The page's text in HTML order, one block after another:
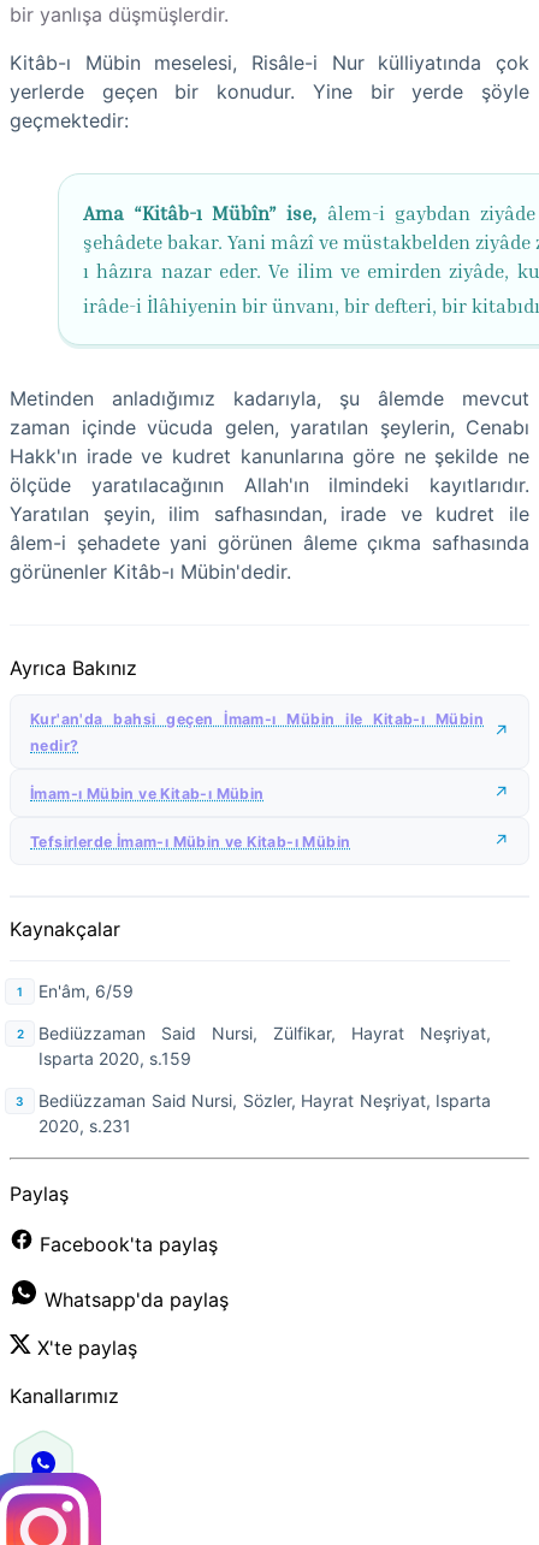
bir yanlışa düşmüşlerdir.
Kitâb-ı Mübin meselesi, Risâle-i Nur külliyatında çok
yerlerde geçen bir konudur. Yine bir yerde şöyle
geçmektedir:
Ama “Kitâb-ı Mübîn” ise, âlem-i gaybdan
şehâdete bakar. Yani mâzî ve müstakbelden ziyâde
ı hâzıra nazar eder. Ve ilim ve emirden ziyâde,
irâde-i İlâhiyenin bir ünvanı, bir defteri, bir
Metinden anladığımız kadarıyla, şu âlemde mevcut
zaman içinde vücuda gelen, yaratılan şeylerin, Cenabı
Hakk'ın irade ve kudret kanunlarına göre ne şekilde ne
ölçüde yaratılacağının Allah'ın ilmindeki kayıtlarıdır.
Yaratılan şeyin, ilim safhasından, irade ve kudret ile
âlem-i şehadete yani görünen âleme çıkma safhasında
görünenler Kitâb-ı Mübin'dedir.
Ayrıca Bakınız
Kur'an'da bahsi geçen İmam-ı Mübin ile Kitab-ı Mübin
nedir?
İmam-ı Mübin ve Kitab-ı Mübin
Tefsirlerde İmam-ı Mübin ve Kitab-ı Mübin
Kaynakçalar
En'âm, 6/59
Bediüzzaman Said Nursi, Zülfikar, Hayrat Neşriyat,
Isparta 2020, s.159
Bediüzzaman Said Nursi, Sözler, Hayrat Neşriyat, Isparta
2020, s.231
Paylaş
Facebook'ta paylaş
Whatsapp'da paylaş
X'te paylaş
Kanallarımız